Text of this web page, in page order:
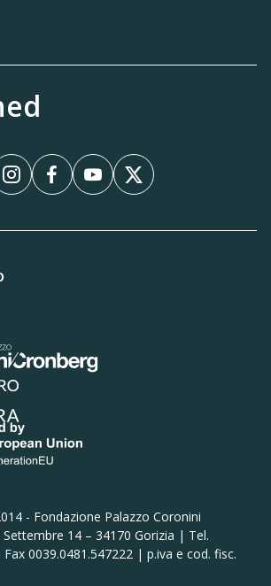
InstagramFacebookYouTube
X
- Fondazione Palazzo Coronini
14 – 34170 Gorizia | Tel.
0039.0481.547222 | p.iva e cod. fisc.